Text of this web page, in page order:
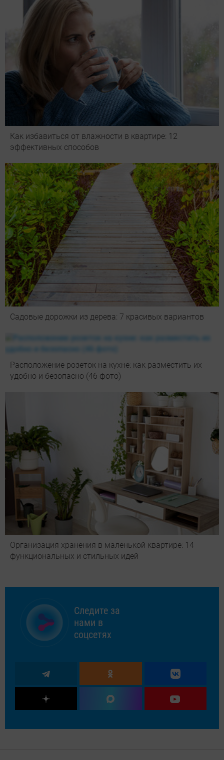
Как избавиться от влажности в квартире: 12
эффективных способов
Садовые дорожки из дерева: 7 красивых вариантов
Расположение розеток на кухне: как разместить их
удобно и безопасно (46 фото)
Организация хранения в маленькой квартире: 14
функциональных и стильных идей
Следите за
нами в
соцсетях